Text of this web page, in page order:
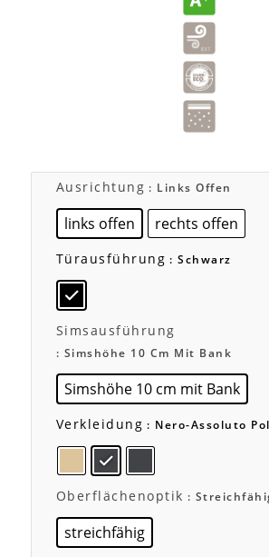
Ausrichtung : Links Offen
links offen rechts offen
Türausführung : Schwarz
Simsausführung
: Simshöhe 10 Cm Mit Bank
Simshöhe 10 cm mit Bank
Verkleidung : Nero-Assoluto
Oberflächenoptik :
streichfähig